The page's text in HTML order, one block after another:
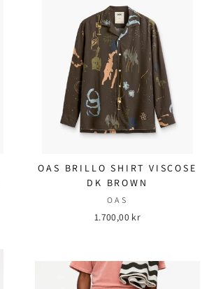
OAS BRILLO SHIRT VISCOSE
DK BROWN
OAS
1.700,00 kr